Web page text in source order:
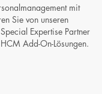
mit
Sie von unseren
Expertise Partner
Add-On-Lösungen.